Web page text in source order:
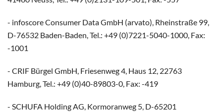
- infoscore Consumer Data GmbH (arvato), Rheinstraße 99,
D-76532 Baden-Baden, Tel.: +49 (0)7221-5040-1000, Fax:
-1001
- CRIF Bürgel GmbH, Friesenweg 4, Haus 12, 22763
Hamburg, Tel.: +49 (0)40-89803-0, Fax: -419
- SCHUFA Holding AG, Kormoranweg 5, D-65201